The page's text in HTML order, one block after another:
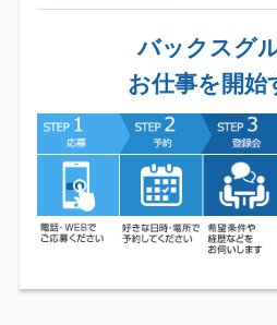
バックスグ
お仕事を開始